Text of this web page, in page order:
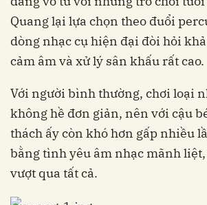
Quang lại lựa chọn theo đuổi
dòng nhạc cụ hiện đại đòi hỏi
cảm âm và xử lý sân khấu rất cao.
Với người bình thường, chơi loại
không hề đơn giản, nên với cậu
thách ấy còn khó hơn gấp nhiều
bằng tình yêu âm nhạc mãnh
vượt qua tất cả.